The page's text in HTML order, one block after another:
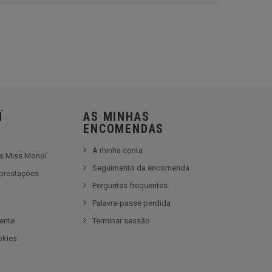
Miss Monoï
AS MINHAS
ENCOMENDAS
A minha conta
Seguimento da encomenda
Perguntas frequentes
Palavra-passe perdida
Terminar sessão